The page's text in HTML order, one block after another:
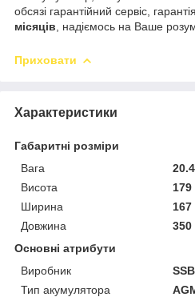
обсязі гарантійний сервіс,
місяців , надіємось на Ваше
Приховати
Характеристики
Габаритні розміри
Вага
Висота
Ширина
Довжина
Основні атрибути
Виробник
Тип акумулятора